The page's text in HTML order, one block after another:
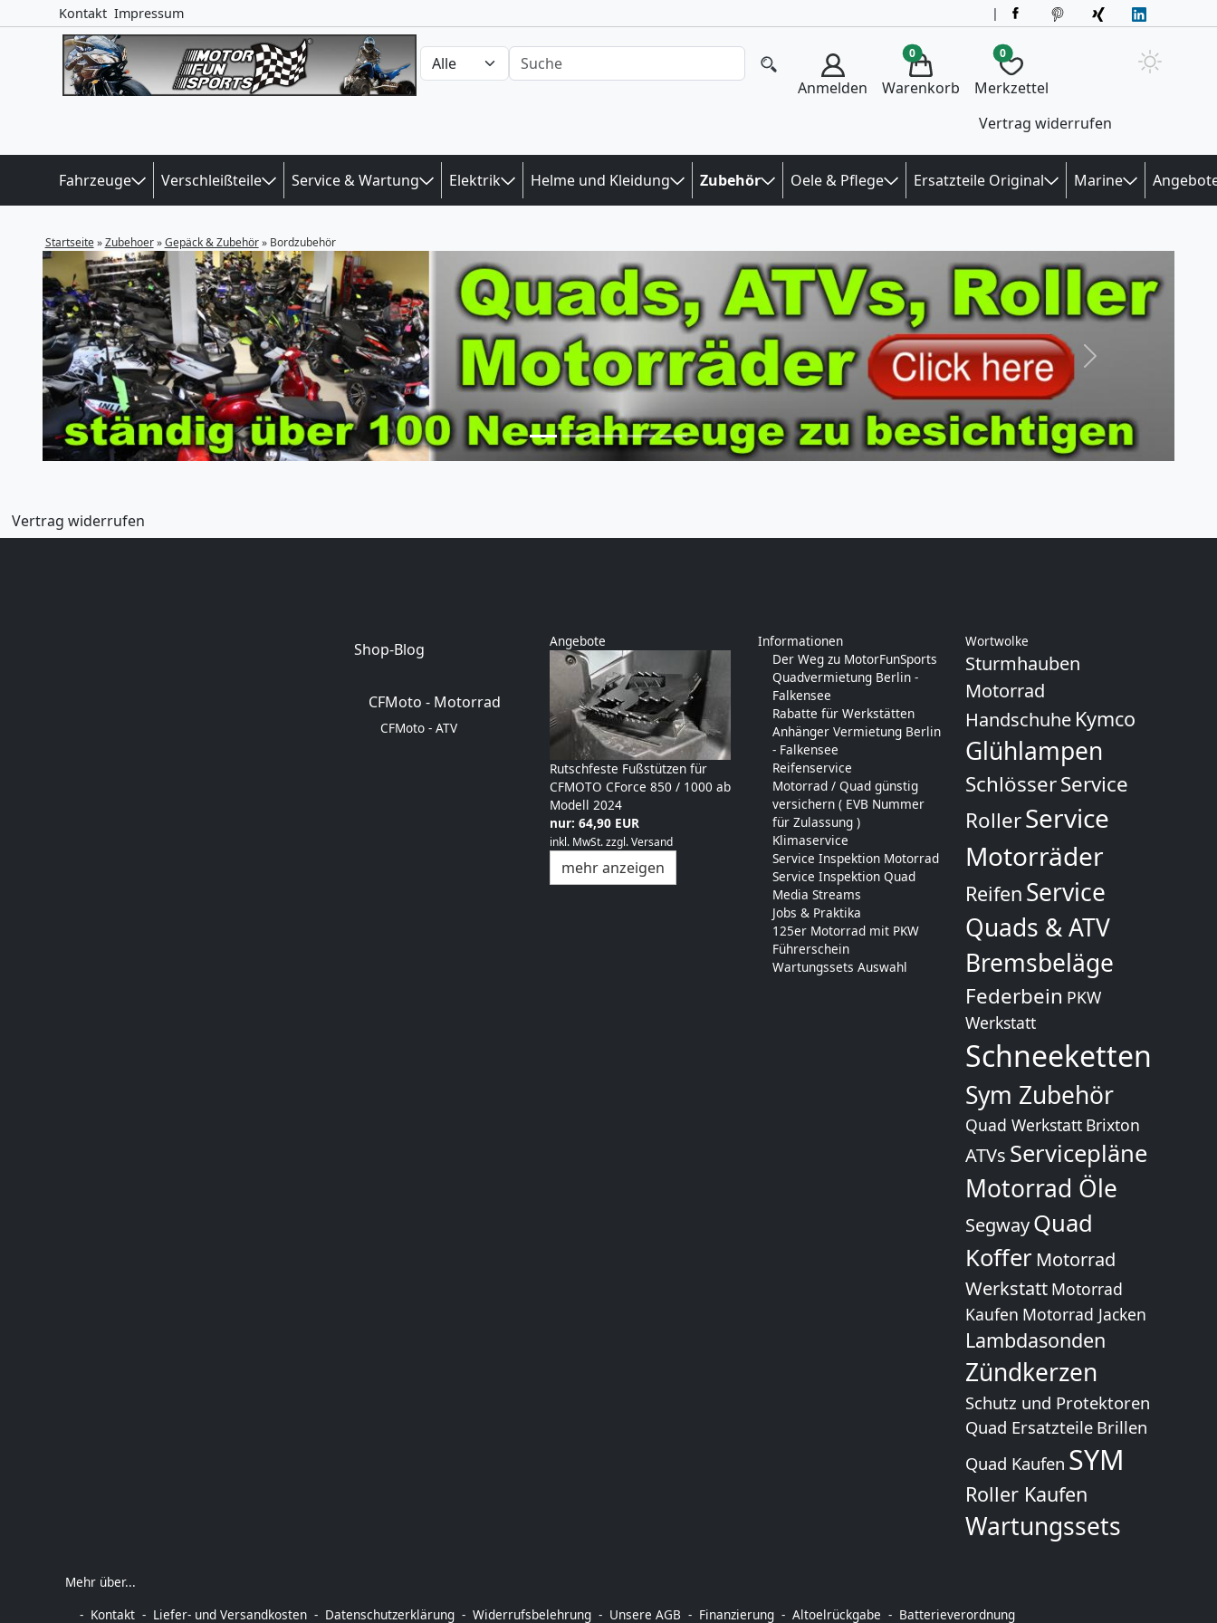
Kontakt Impressum |
Auswahl Kategorien
nach Produkten suchen
Anmelden
0
Warenkorb
0
Merkzettel
Vertrag widerrufen
Fahrzeuge Verschleißteile Service & Wartung Elektrik Helme und Kleidung Zubehör Oele & Pflege Ersatzteile Original Marine
Startseite»Zubehoer»Gepäck & Zubehör» Bordzubehör
Previous Next
Vertrag widerrufen
Shop-Blog
CFMoto - Motorrad
CFMoto - ATV
Angebote
Rutschfeste Fußstützen für
CFMOTO CForce 850 / 1000 ab
Modell 2024
nur: 64,90 EUR
inkl. MwSt.zzgl.Versand
mehr anzeigen
Informationen
Der Weg zu MotorFunSports
Quadvermietung Berlin -
Falkensee
Rabatte für Werkstätten
Anhänger Vermietung Berlin
- Falkensee
Reifenservice
Motorrad / Quad günstig
versichern ( EVB Nummer
für Zulassung )
Klimaservice
Service Inspektion Motorrad
Service Inspektion Quad
Media Streams
Jobs & Praktika
125er Motorrad mit PKW
Führerschein
Wartungssets Auswahl
Wortwolke
Sturmhauben
Motorrad
Handschuhe Kymco
Glühlampen
SchlösserService
RollerService
Motorräder
Reifen Service
Quads & ATV
Bremsbeläge
Federbein PKW
Werkstatt
Schneeketten
Sym Zubehör
Quad Werkstatt Brixton
ATVs Servicepläne
Motorrad Öle
SegwayQuad
Koffer Motorrad
Werkstatt Motorrad
Kaufen Motorrad Jacken
Lambdasonden
Zündkerzen
Schutz und Protektoren
Quad Ersatzteile Brillen
Quad Kaufen SYM
Roller Kaufen
Wartungssets
Mehr über...
Kontakt
Liefer- und Versandkosten Datenschutzerklärung Widerrufsbelehrung Unsere AGB Finanzierung Altoelrückgabe Batterieverordnung